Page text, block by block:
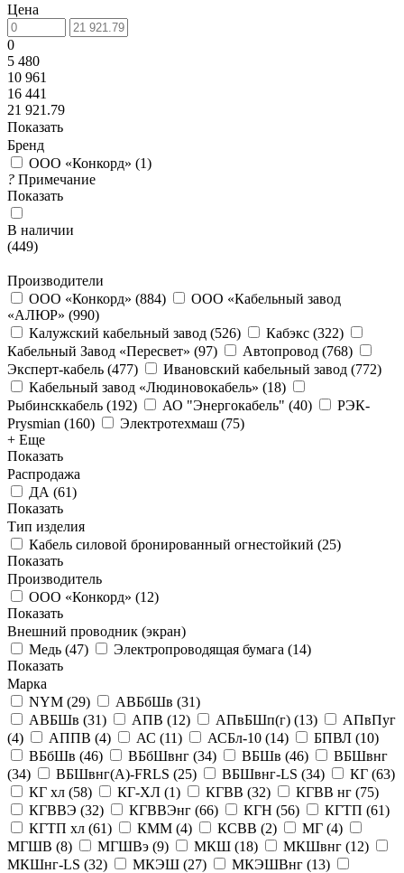
Цена
0
5 480
10 961
16 441
21 921.79
Показать
Бренд
ООО «Конкорд» (1)
? Примечание
Показать
В наличии
(449)
Производители
ООО «Конкорд» (884)
ООО «Кабельный завод
«АЛЮР» (990)
Калужский кабельный завод (526) Кабэкс (322)
Кабельный Завод «Пересвет» (97) Автопровод (768)
Эксперт-кабель (477) Ивановский кабельный завод (772)
Кабельный завод «Людиновокабель» (18)
Рыбинсккабель (192) АО "Энергокабель" (40)
РЭК-
Prysmian (160) Электротехмаш (75)
+ Еще
Показать
Распродажа
ДА (61)
Показать
Тип изделия
Кабель силовой бронированный огнестойкий (25)
Показать
Производитель
ООО «Конкорд» (12)
Показать
Внешний проводник (экран)
Медь (47) Электропроводящая бумага (14)
Показать
Марка
NYM (29) АВБбШв (31)
АВБШв (31) АПВ (12) АПвБШп(г) (13)
АПвПуг
(4) АППВ (4) АС (11) АСБл-10 (14) БПВЛ (10)
ВБбШв (46) ВБбШвнг (34) ВБШв (46)
ВБШвнг
(34) ВБШвнг(A)-FRLS (25) ВБШвнг-LS (34) КГ (63)
КГ хл (58) КГ-ХЛ (1) КГВВ (32) КГВВ нг (75)
КГВВЭ (32) КГВВЭнг (66) КГН (56) КГТП (61)
КГТП хл (61) КММ (4) КСВВ (2) МГ (4)
МГШВ (8) МГШВэ (9) МКШ (18) МКШвнг (12)
МКШнг-LS (32) МКЭШ (27) МКЭШВнг (13)